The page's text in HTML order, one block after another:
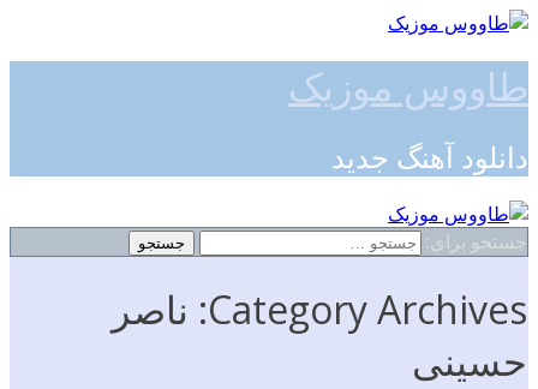
طاووس موزیک
دانلود آهنگ جدید
جستجو برای:
Category Archives: ناصر
حسینی